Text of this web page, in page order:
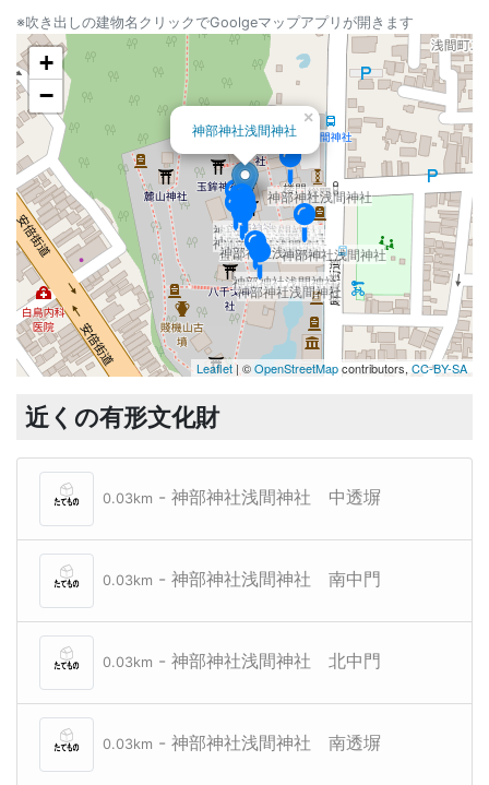
※吹き出しの建物名クリックでGoolgeマップアプリが開きます
神部神社浅間神社
神部神社浅間神社
神部神社浅間神社
神部神社浅間神社
神部神社浅間神社
神部神社浅間神社
神部神社浅間神社
神部神社浅間神社
神部神社浅間神社
神部神社浅間神社
神部神社浅間神社
×
+
−
Leaflet| ©OpenStreetMapcontributors, CC-BY-SA
近くの有形文化財
0.03km - 神部神社浅間神社 中透塀
0.03km - 神部神社浅間神社 南中門
0.03km - 神部神社浅間神社 北中門
0.03km - 神部神社浅間神社 南透塀